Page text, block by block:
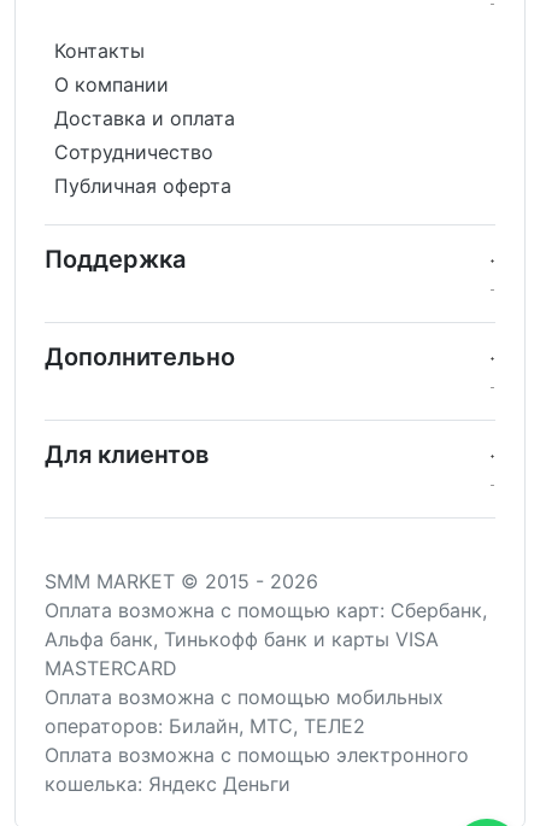
Контакты
О компании
Доставка и оплата
Сотрудничество
Публичная оферта
Поддержка
Дополнительно
Для клиентов
SMM MARKET © 2015 - 2026
Оплата возможна c помощью карт: Сбербанк,
Альфа банк, Тинькофф банк и карты VISA
MASTERCARD
Оплата возможна с помощью мобильных
операторов: Билайн, МТС, ТЕЛЕ2
Оплата возможна с помощью электронного
кошелька: Яндекс Деньги